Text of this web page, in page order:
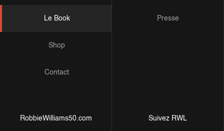
Le Book
Shop
Contact
Presse
RobbieWilliams50.com Suivez RWL